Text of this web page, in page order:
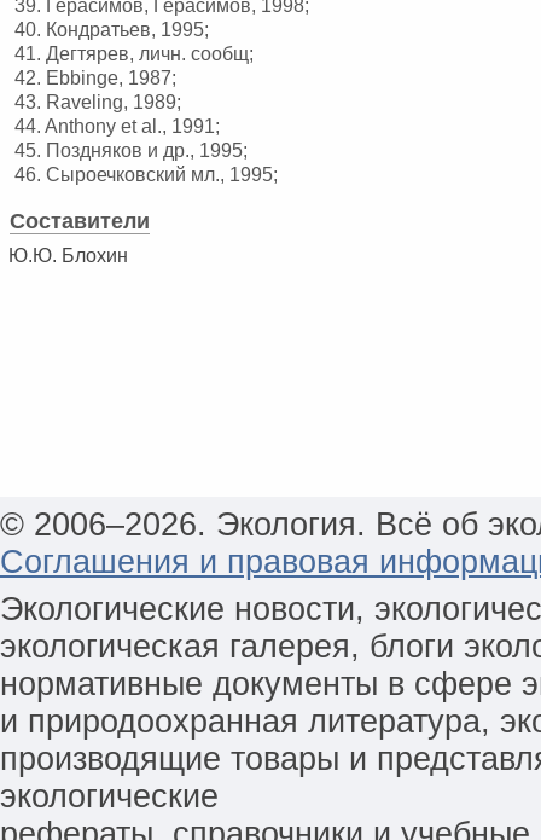
39. Герасимов, Герасимов, 1998;
40. Кондратьев, 1995;
41. Дегтярев, личн. сообщ;
42. Ebbinge, 1987;
43. Raveling, 1989;
44. Anthony et al., 1991;
45. Поздняков и др., 1995;
46. Сыроечковский мл., 1995;
Составители
Ю.Ю. Блохин
© 2006–2026. Экология. Всё об
Соглашения и правовая
Экологические новости,
экологическая галерея, блоги
нормативные документы в сфере
и природоохранная литература,
производящие товары и
экологические